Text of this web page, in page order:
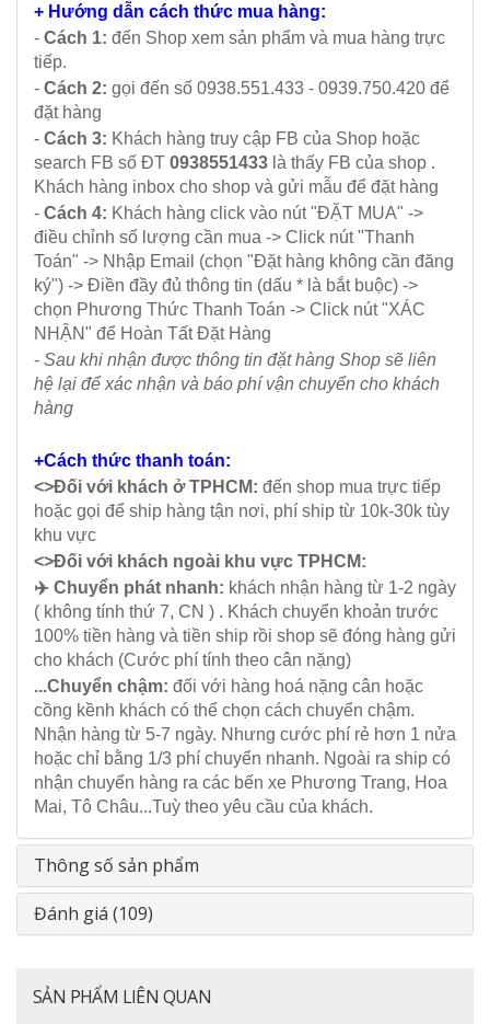
+ Hướng dẫn cách thức mua hàng:
- Cách 1: đến Shop xem sản phẩm và mua hàng trực
tiếp.
- Cách 2: gọi đến số 0938.551.433 - 0939.750.420 để
đặt hàng
- Cách 3: Khách hàng truy cập FB của Shop hoặc
search FB số ĐT 0938551433 là thấy FB của shop .
Khách hàng inbox cho shop và gửi mẫu để đặt hàng
- Cách 4: Khách hàng click vào nút "ĐẶT MUA" ->
điều chỉnh số lượng cần mua -> Click nút "Thanh
Toán" -> Nhập Email (chọn "Đặt hàng không cần đăng
ký") -> Điền đầy đủ thông tin (dấu * là bắt buộc) ->
chọn Phương Thức Thanh Toán -> Click nút "XÁC
NHẬN" để Hoàn Tất Đặt Hàng
- Sau khi nhận được thông tin đặt hàng Shop sẽ liên
hệ lại để xác nhận và báo phí vận chuyển cho khách
hàng
+Cách thức thanh toán:
<>Đối với khách ở TPHCM: đến shop mua trực tiếp
hoặc gọi để ship hàng tận nơi, phí ship từ 10k-30k tùy
khu vực
<>Đối với khách ngoài khu vực TPHCM:
✈️ Chuyển phát nhanh: khách nhận hàng từ 1-2 ngày
( không tính thứ 7, CN ) . Khách chuyển khoản trước
100% tiền hàng và tiền ship rồi shop sẽ đóng hàng gửi
cho khách (Cước phí tính theo cân nặng)
...Chuyển chậm: đối với hàng hoá nặng cân hoặc
cồng kềnh khách có thể chọn cách chuyển chậm.
Nhận hàng từ 5-7 ngày. Nhưng cước phí rẻ hơn 1 nửa
hoặc chỉ bằng 1/3 phí chuyển nhanh. Ngoài ra ship có
nhận chuyển hàng ra các bến xe Phương Trang, Hoa
Mai, Tô Châu...Tuỳ theo yêu cầu của khách.
Thông số sản phẩm
Đánh giá (109)
SẢN PHẨM LIÊN QUAN